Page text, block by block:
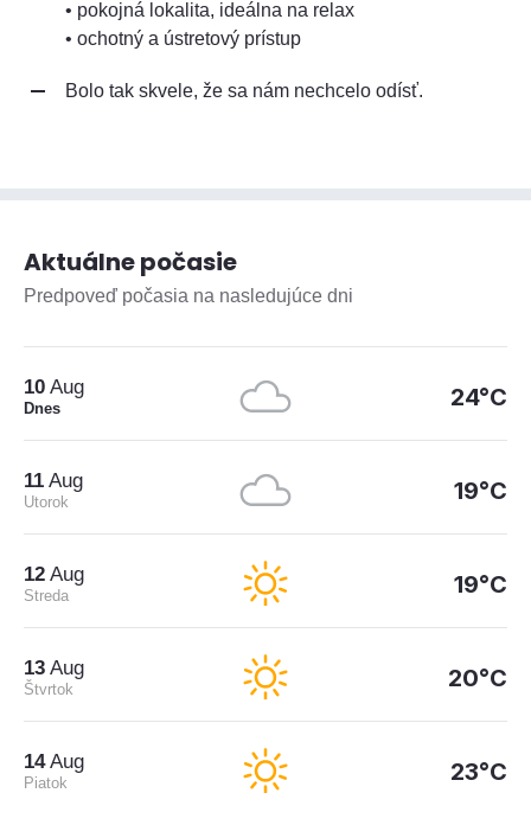
• pokojná lokalita, ideálna na relax
• ochotný a ústretový prístup
Bolo tak skvele, že sa nám nechcelo odísť.
Aktuálne počasie
Predpoveď počasia na nasledujúce dni
10 Aug
Dnes 24°C
11 Aug
Utorok 19°C
12 Aug
Streda 19°C
13 Aug
Štvrtok 20°C
14Aug
Piatok 23°C